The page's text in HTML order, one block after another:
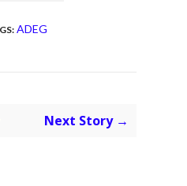
ADEG
Next Story →